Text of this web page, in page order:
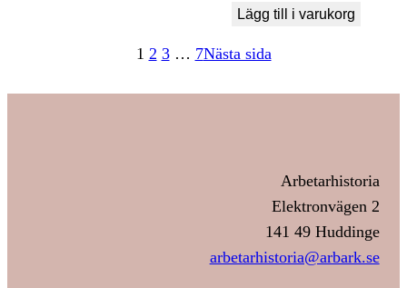
Lägg till i varukorg
1 2 3 … 7Nästa sida
Arbetarhistoria
Elektronvägen 2
141 49 Huddinge
arbetarhistoria@arbark.se